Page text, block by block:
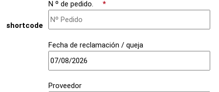
shortcode
N º de pedido. *
Fecha de reclamación / queja
Proveedor